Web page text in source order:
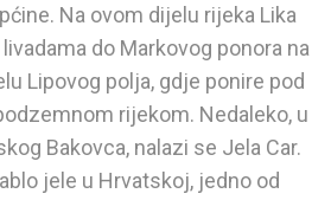
Na ovom dijelu rijeka Lika
do Markovog ponora na
Lipovog polja, gdje ponire pod
rijekom. Nedaleko, u
Bakovca, nalazi se Jela Car.
jele u Hrvatskoj, jedno od